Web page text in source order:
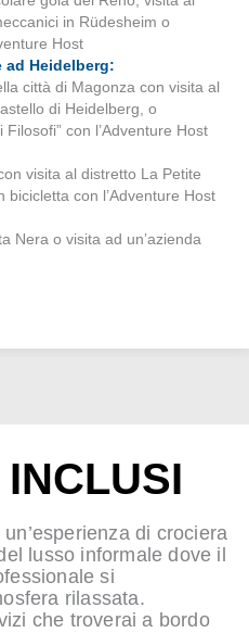
in Rüdesheim o
Host
ad Heidelberg:
città di Magonza con visita al
di Heidelberg, o
con l’Adventure Host
visita al distretto La Petite
con l’Adventure Host
Nera o visita ad un’azienda
di crociera
lusso informale dove il
si
rilassata.
che troverai a bordo